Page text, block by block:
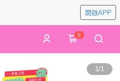
開啟APP
0
1/1